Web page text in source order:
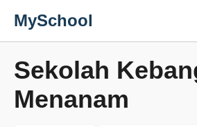
MySchool
Sekolah
Menanam